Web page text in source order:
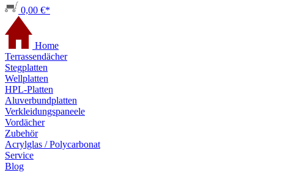
0,00 €*
Home
Terrassendächer
Stegplatten
Wellplatten
HPL-Platten
Aluverbundplatten
Verkleidungspaneele
Vordächer
Zubehör
Acrylglas / Polycarbonat
Service
Blog